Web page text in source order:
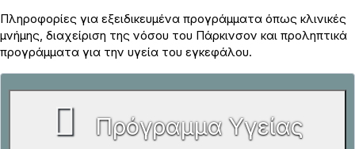
Πληροφορίες για εξειδικευμένα προγράμματα όπως κλινικές
μνήμης, διαχείριση της νόσου του Πάρκινσον και προληπτικά
προγράμματα για την υγεία του εγκεφάλου.
Πρόγραμμα Υγείας